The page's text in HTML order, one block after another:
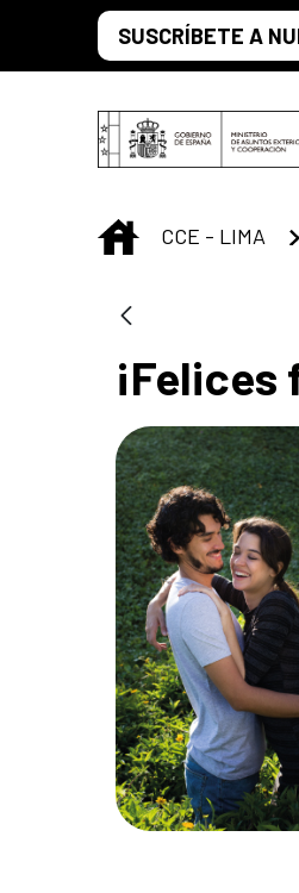
Saltar al contenido principal
SUSCRÍBETE A
INICIO
CCE - LIMA